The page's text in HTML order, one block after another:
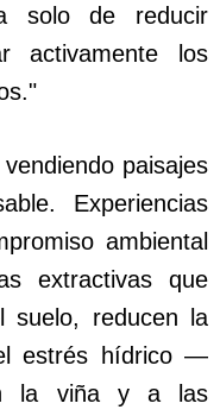
solo de reducir
activamente los
paisajes
Experiencias
ambiental
extractivas que
suelo, reducen la
estrés hídrico —
la viña y a las